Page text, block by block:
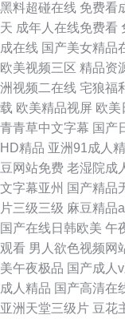
黑料超碰在线 免费看
天 成年人在线免费看
成在线 国产美女精品
欧美视频三区 精品资
洲视频二在线 宅狼福
载 欧美精品视屏 欧美
青青草中文字幕 国产
HD精品 亚洲91成人
豆网站免费 老湿院成
文字幕亚州 国产精品
片三级三级 麻豆精品
国产在线日韩欧美 午
观看 男人欲色视频网
美午夜极品 国产成人
成人精品 国产高清在
亚洲天堂三级片 豆花